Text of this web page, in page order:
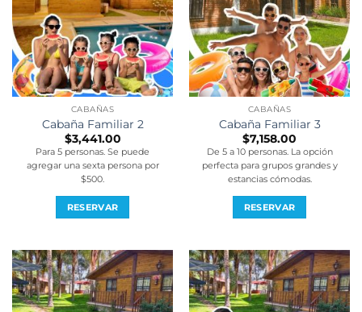
CABAÑAS
Cabaña Familiar 2
$3,441.00
Para 5 personas. Se puede
agregar una sexta persona por
$500.
RESERVAR
CABAÑAS
Cabaña Familiar 3
$7,158.00
De 5 a 10 personas. La opción
perfecta para grupos grandes y
estancias cómodas.
RESERVAR